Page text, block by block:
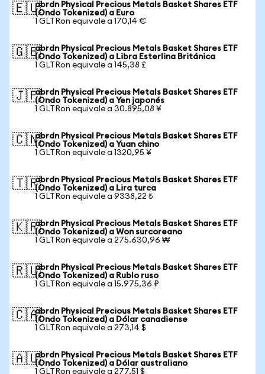
🇪🇺abrdn Physical Precious Metals Basket Shares ETF
(Ondo Tokenized) a Euro
1 GLTRon equivale a 170,14 €
🇬🇧abrdn Physical Precious Metals Basket Shares ETF
(Ondo Tokenized) a Libra Esterlina Británica
1 GLTRon equivale a 145,38 £
🇯🇵abrdn Physical Precious Metals Basket Shares ETF
(Ondo Tokenized) a Yen japonés
1 GLTRon equivale a 30.895,08 ¥
🇨🇳abrdn Physical Precious Metals Basket Shares ETF
(Ondo Tokenized) a Yuan chino
1 GLTRon equivale a 1320,95 ¥
🇹🇷abrdn Physical Precious Metals Basket Shares ETF
(Ondo Tokenized) a Lira turca
1 GLTRon equivale a 9338,22 ₺
🇰🇷abrdn Physical Precious Metals Basket Shares ETF
(Ondo Tokenized) a Won surcoreano
1 GLTRon equivale a 275.630,96 ₩
🇷🇺abrdn Physical Precious Metals Basket Shares ETF
(Ondo Tokenized) a Rublo ruso
1 GLTRon equivale a 15.975,36 ₽
🇨🇦abrdn Physical Precious Metals Basket Shares ETF
(Ondo Tokenized) a Dólar canadiense
1 GLTRon equivale a 273,14 $
🇦🇺abrdn Physical Precious Metals Basket Shares ETF
(Ondo Tokenized) a Dólar australiano
1 GLTRon equivale a 277,51 $